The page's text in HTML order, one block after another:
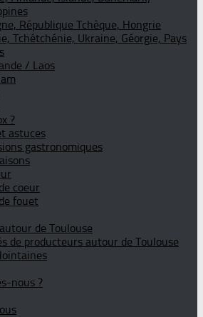
République Tchèque, Hongrie
Tchétchénie, Ukraine, Géorgie, Pays
/ Laos
?
astuces
gastronomiques
coeur
fouet
de Toulouse
de producteurs autour de Toulouse
nous ?